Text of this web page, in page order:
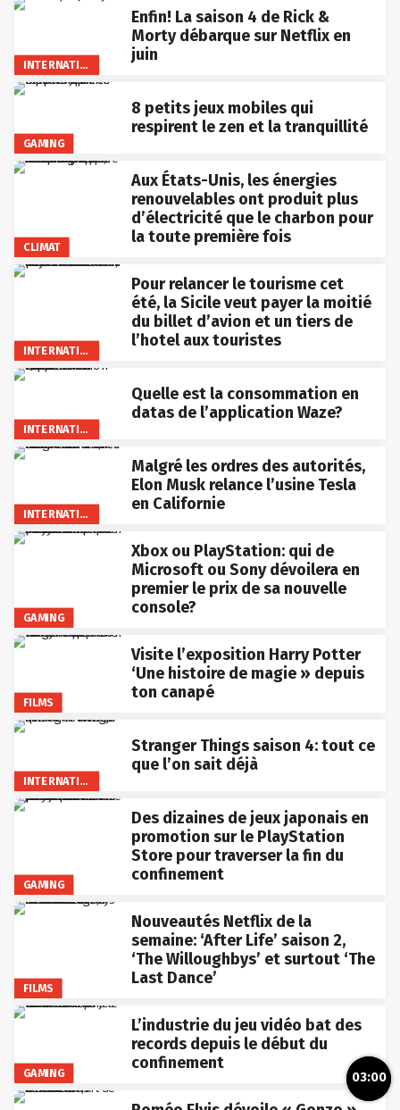
INTERNATIONAL
Enfin! La saison 4 de Rick &
Morty débarque sur Netflix en
juin
GAMING
8 petits jeux mobiles qui
respirent le zen et la tranquillité
CLIMAT
Aux États-Unis, les énergies
renouvelables ont produit plus
d’électricité que le charbon pour
la toute première fois
INTERNATIONAL
Pour relancer le tourisme cet
été, la Sicile veut payer la moitié
du billet d’avion et un tiers de
l’hotel aux touristes
INTERNATIONAL
Quelle est la consommation en
datas de l’application Waze?
INTERNATIONAL
Malgré les ordres des autorités,
Elon Musk relance l’usine Tesla
en Californie
GAMING
Xbox ou PlayStation: qui de
Microsoft ou Sony dévoilera en
premier le prix de sa nouvelle
console?
FILMS
Visite l’exposition Harry Potter
‘Une histoire de magie » depuis
ton canapé
INTERNATIONAL
Stranger Things saison 4: tout ce
que l’on sait déjà
GAMING
Des dizaines de jeux japonais en
promotion sur le PlayStation
Store pour traverser la fin du
confinement
FILMS
Nouveautés Netflix de la
semaine: ‘After Life’ saison 2,
‘The Willoughbys’ et surtout ‘The
Last Dance’
GAMING
L’industrie du jeu vidéo bat des
records depuis le début du
confinement
03:00